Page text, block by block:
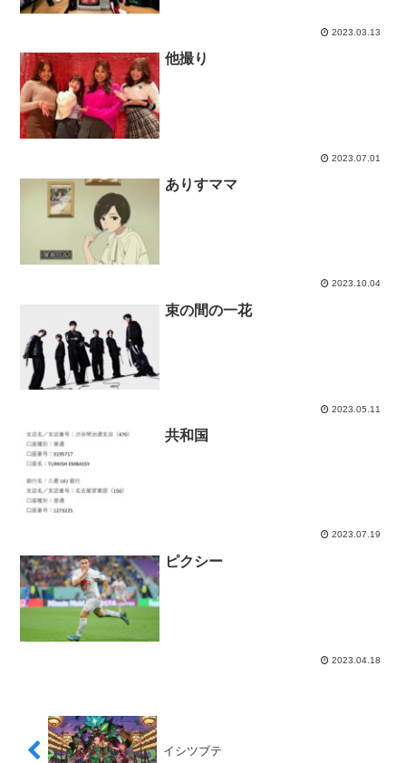
2023.03.13
他撮り
2023.07.01
ありすママ
2023.10.04
束の間の一花
2023.05.11
共和国
2023.07.19
ピクシー
2023.04.18
イシツブテ